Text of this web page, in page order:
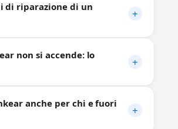
di riparazione di un
non si accende: lo
anche per chi e fuori